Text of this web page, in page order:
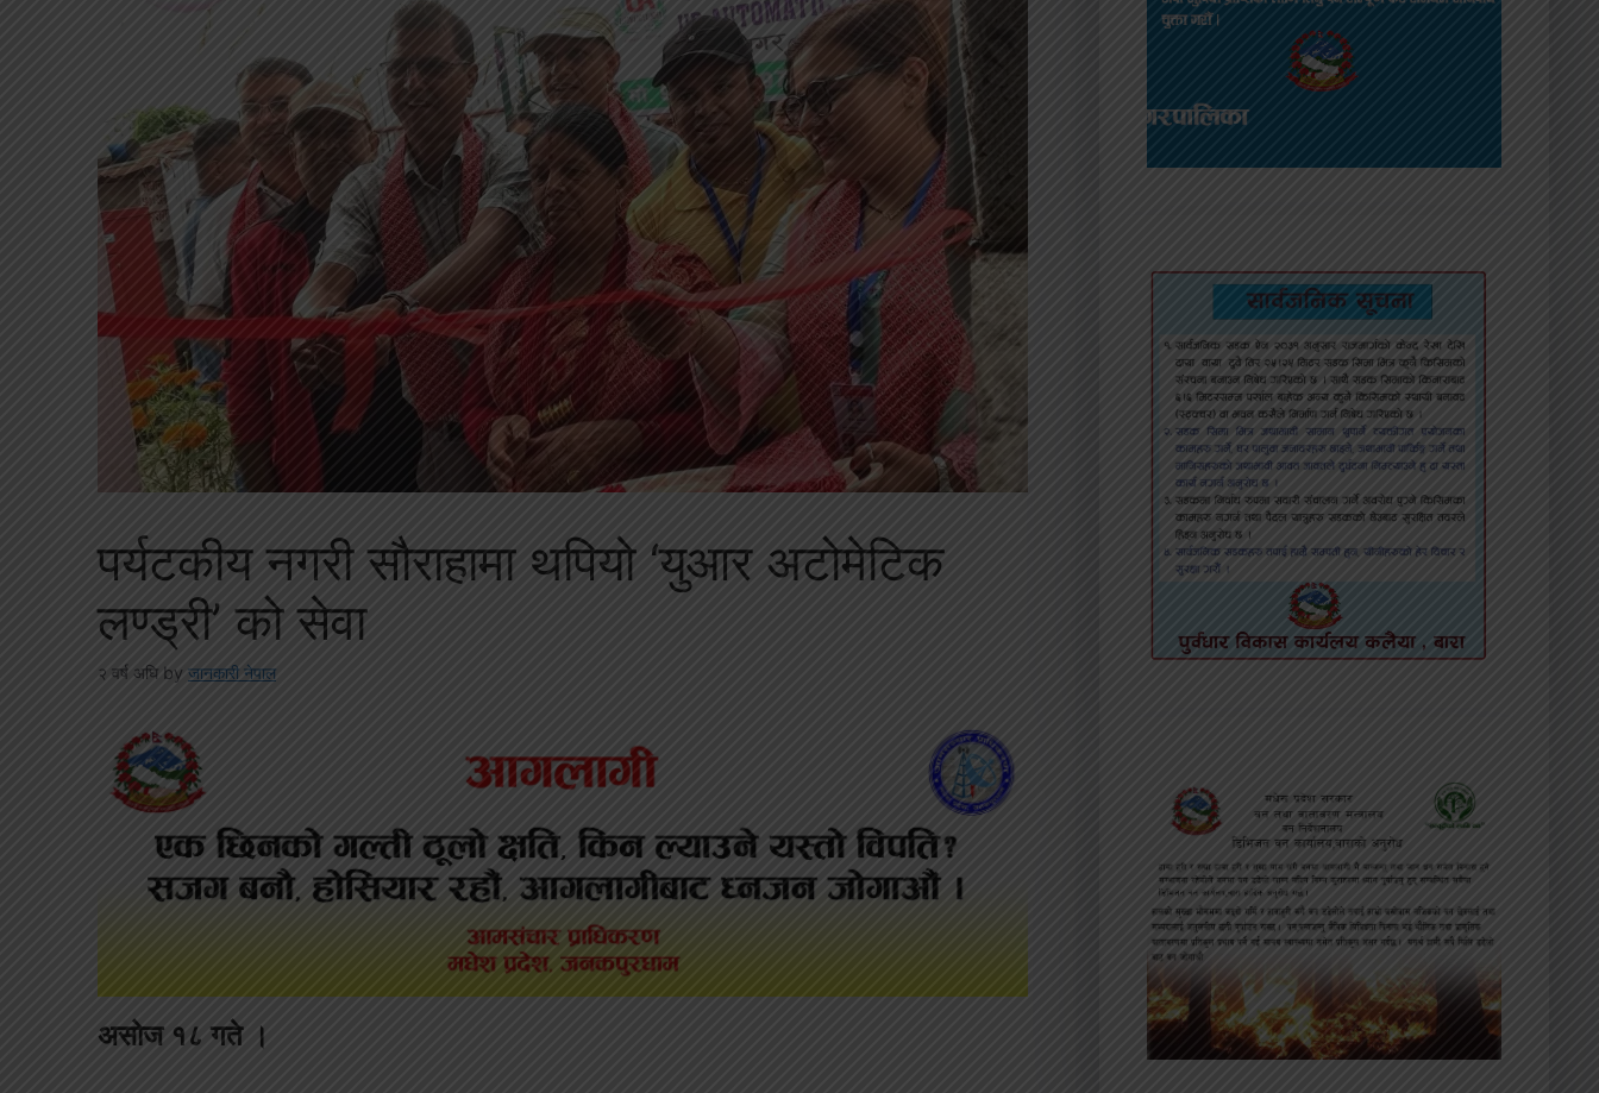
पर्यटकीय नगरी सौराहामा थपियो ‘युआर अटोमेटिक
लण्ड्री’ को सेवा
२ वर्ष अघि by जानकारी नेपाल
असोज १८ गते ।